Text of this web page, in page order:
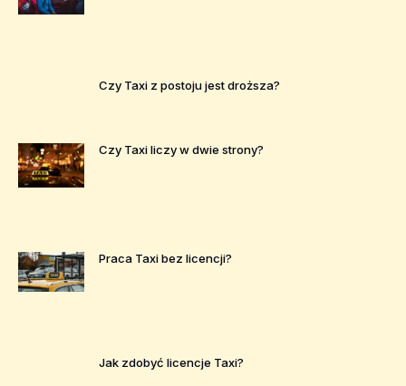
Czy Taxi z postoju jest droższa?
Czy Taxi liczy w dwie strony?
Praca Taxi bez licencji?
Jak zdobyć licencje Taxi?